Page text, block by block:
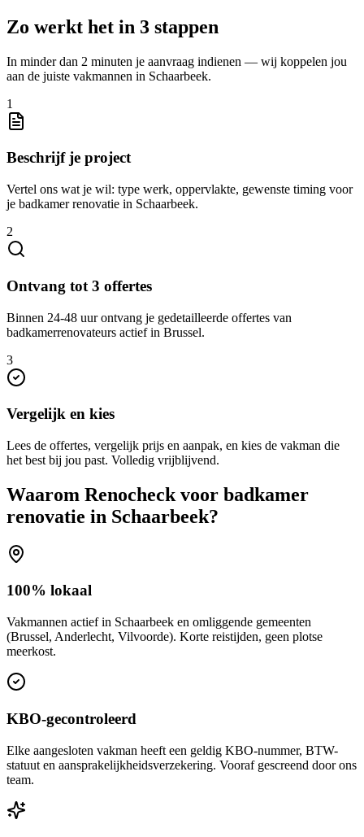
Zo werkt het in 3 stappen
In minder dan 2 minuten je aanvraag indienen — wij koppelen jou
aan de juiste vakmannen in Schaarbeek.
1
Beschrijf je project
Vertel ons wat je wil: type werk, oppervlakte, gewenste timing voor
je badkamer renovatie in Schaarbeek.
2
Ontvang tot 3 offertes
Binnen 24-48 uur ontvang je gedetailleerde offertes van
badkamerrenovateurs actief in Brussel.
3
Vergelijk en kies
Lees de offertes, vergelijk prijs en aanpak, en kies de vakman die
het best bij jou past. Volledig vrijblijvend.
Waarom Renocheck voor badkamer
renovatie in Schaarbeek?
100% lokaal
Vakmannen actief in Schaarbeek en omliggende gemeenten
(Brussel, Anderlecht, Vilvoorde). Korte reistijden, geen plotse
meerkost.
KBO-gecontroleerd
Elke aangesloten vakman heeft een geldig KBO-nummer, BTW-
statuut en aansprakelijkheidsverzekering. Vooraf gescreend door ons
team.